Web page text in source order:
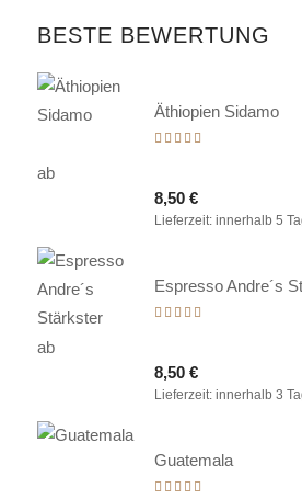
BESTE BEWERTUNG
Äthiopien Sidamo
von 5
ab
8,50 €
Lieferzeit: innerhalb 5
Espresso Andre´s
von 5
ab
8,50 €
Lieferzeit: innerhalb 3
Guatemala